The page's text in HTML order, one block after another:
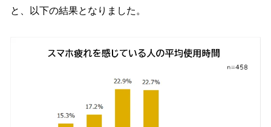
と、以下の結果となりました。